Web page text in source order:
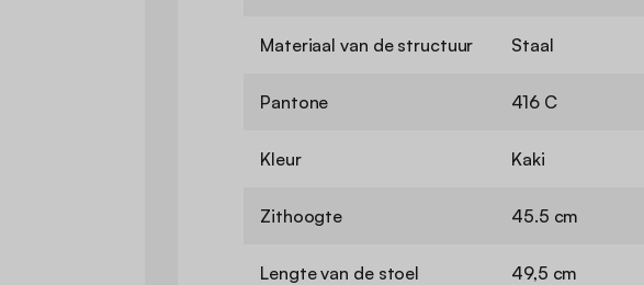
Materiaal van de structuur Staal
Pantone 416 C
Kleur Kaki
Zithoogte 45.5 cm
Lengte van de stoel 49,5 cm